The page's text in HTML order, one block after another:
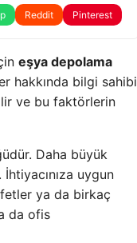
Reddit Pinterest
eşya depolama
hakkında bilgi sahibi
ve bu faktörlerin
Daha büyük
uygun
ya da birkaç
da ofis